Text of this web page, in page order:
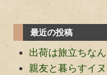
最近の投稿
出荷は旅立ちな
親友と暮らすイ